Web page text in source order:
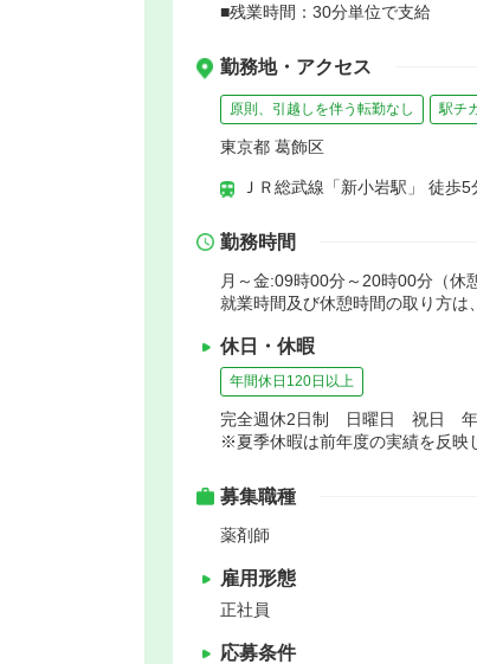
■残業時間：30分単位で支給
勤務地・アクセス
原則、引越しを伴う転勤なし 駅チ
東京都 葛飾区
ＪＲ総武線「新小岩駅」 徒歩5
勤務時間
月～金:09時00分～20時00分（休
就業時間及び休憩時間の取り方は
休日・休暇
年間休日120日以上
完全週休2日制 日曜日 祝日
※夏季休暇は前年度の実績を反映
募集職種
薬剤師
雇用形態
正社員
応募条件